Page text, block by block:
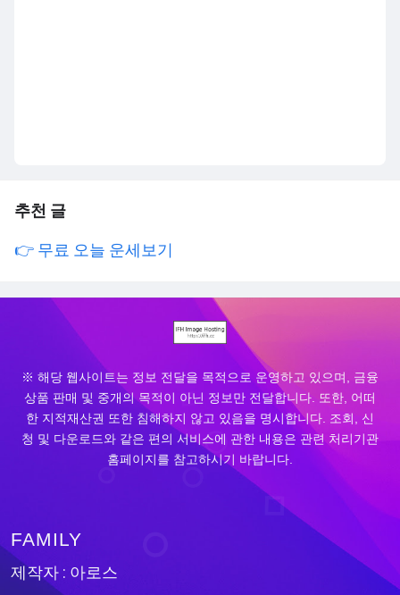
추천 글
👉 무료 오늘 운세보기
※ 해당 웹사이트는 정보 전달을 목적으로 운영하고 있으며, 금융
상품 판매 및 중개의 목적이 아닌 정보만 전달합니다. 또한, 어떠
한 지적재산권 또한 침해하지 않고 있음을 명시합니다. 조회, 신
청 및 다운로드와 같은 편의 서비스에 관한 내용은 관련 처리기관
홈페이지를 참고하시기 바랍니다.
FAMILY
제작자 : 아로스